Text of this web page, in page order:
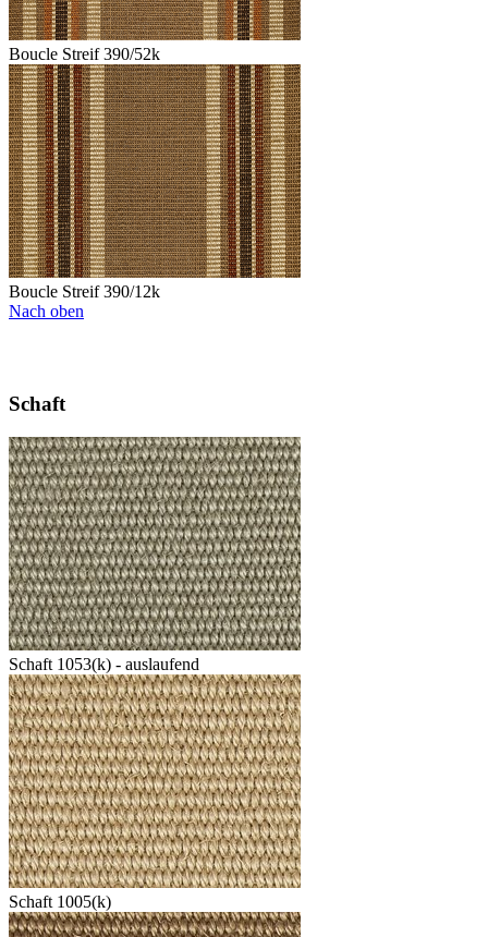
Boucle Streif 390/52k
Boucle Streif 390/12k
Nach oben
Schaft
Schaft 1053(k) - auslaufend
Schaft 1005(k)